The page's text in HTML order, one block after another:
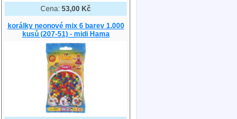
Cena: 53,00 Kč
korálky neonové mix 6 barev 1.000
kusů (207-51) - midi Hama